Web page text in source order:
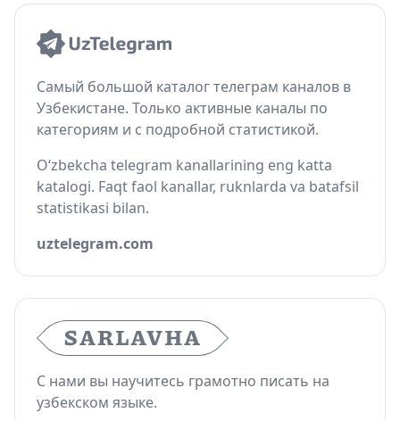
Самый большой каталог телеграм каналов в
Узбекистане. Только активные каналы по
категориям и с подробной статистикой.
O‘zbekcha telegram kanallarining eng katta
katalogi. Faqt faol kanallar, ruknlarda va batafsil
statistikasi bilan.
uztelegram.com
С нами вы научитесь грамотно писать на
узбекском языке.